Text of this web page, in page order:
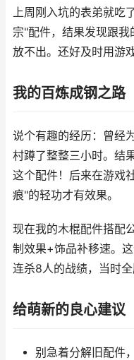
上周刚入坑的表弟就吃
宗"配件，结果发现跟
放不出。还好及时用游
我的百炼成钢之路
说个有趣的经历：曾经
村蹲了整整三小时。结
这个配件！后来在游戏
痕"的轻功才有效果。
现在我的木棍配件搭配
制效果+饰品补移速。
连杀8人的战绩，当时
给萌新的良心建议
别急着分解旧配件